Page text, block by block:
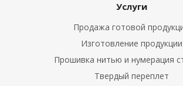
Услуги
Продажа готовой
Изготовление продукции
Прошивка нитью и нумерация
Твердый переплет